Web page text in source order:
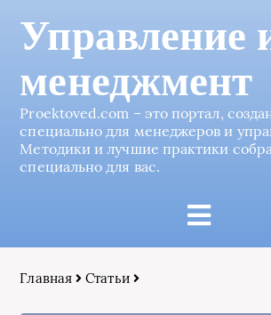
Управление
менеджмент
Proektoved.com – это портал,
специально для менеджеров и
Методики и лучшие практики
специально для вас.
Главная Статьи